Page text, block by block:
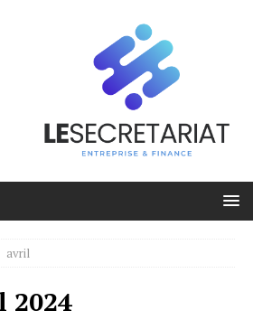
avril
2024